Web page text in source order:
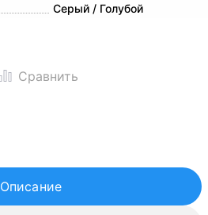
Серый / Голубой
Описание